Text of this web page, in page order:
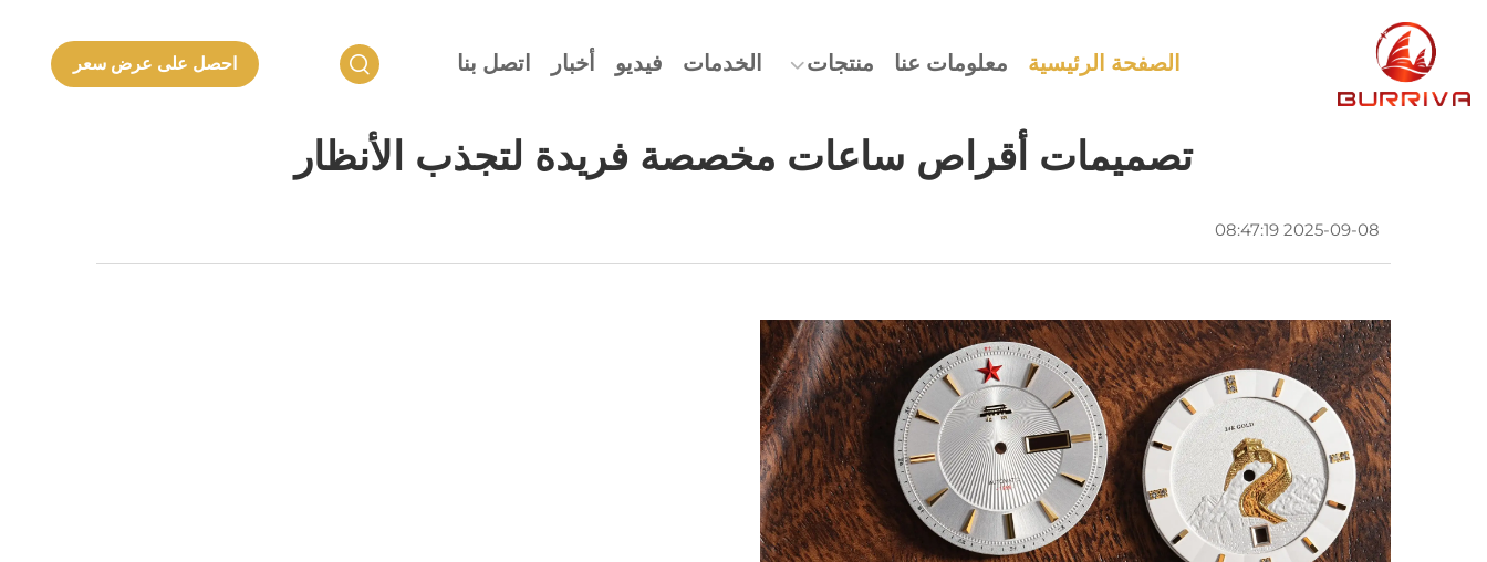
الصفحة الرئيسية معلومات عنا منتجات الخدمات فيديو أخبار اتصل بنا احصل على عرض سعر
تصميمات أقراص ساعات مخصصة فريدة لتجذب الأنظار
2025-09-08 08:47:19